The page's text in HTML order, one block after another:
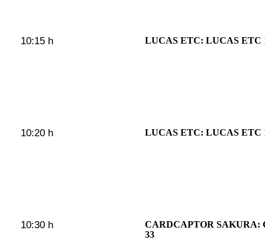
10:15 h LUCAS ETC: LUCAS ETC
10:20 h LUCAS ETC: LUCAS ETC
10:30 h
CARDCAPTOR SAKURA:
33